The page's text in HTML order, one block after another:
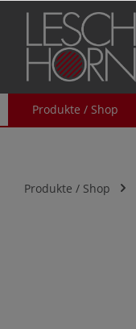
Zur
Produkte / Shop
Produkte / Shop